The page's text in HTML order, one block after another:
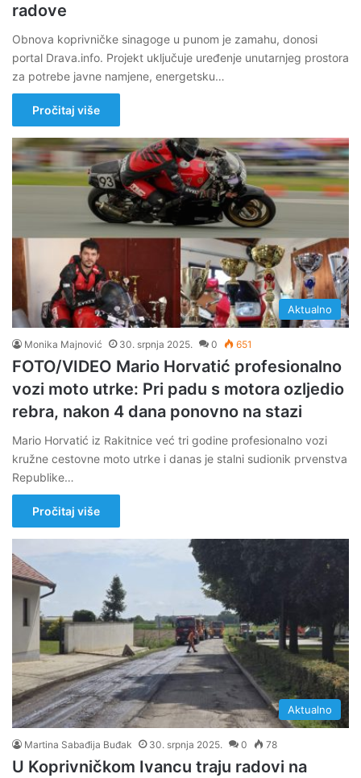
radove
Obnova koprivničke sinagoge u punom je zamahu, donosi
portal Drava.info. Projekt uključuje uređenje unutarnjeg prostora
za potrebe javne namjene, energetsku…
Pročitaj više
Aktualno
Monika Majnović 30. srpnja 2025. 0 651
FOTO/VIDEO Mario Horvatić profesionalno
vozi moto utrke: Pri padu s motora ozljedio
rebra, nakon 4 dana ponovno na stazi
Mario Horvatić iz Rakitnice već tri godine profesionalno vozi
kružne cestovne moto utrke i danas je stalni sudionik prvenstva
Republike…
Pročitaj više
Aktualno
Martina Sabađija Buđak 30. srpnja 2025. 0 78
U Koprivničkom Ivancu traju radovi na